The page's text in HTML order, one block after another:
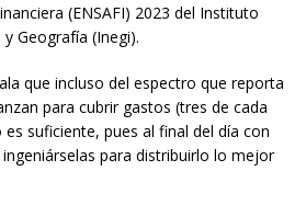
(ENSAFI) 2023 del Instituto
Geografía (Inegi).
que incluso del espectro que reporta
para cubrir gastos (tres de cada
suficiente, pues al final del día con
para distribuirlo lo mejor